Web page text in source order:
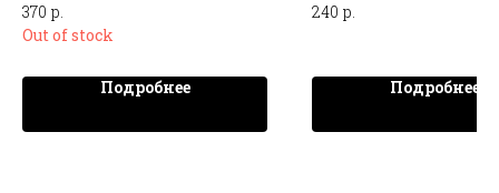
облепихи – один из самых
популярных продуктов, как
пределами. Во всем мире
за свои ранозаживляющие
370 р.
Out of stock
Подробнее
обеспечит Вам
240 р.
Подробнее